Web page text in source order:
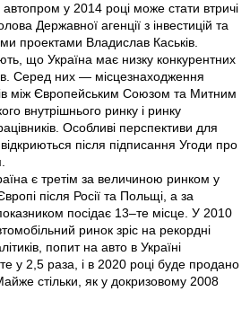
автопром у 2014 році може стати втричі
Державної агенції з інвестицій та
проектами Владислав Каськів.
що Україна має низку конкурентних
Серед них — місцезнаходження
між Європейським Союзом та Митним
внутрішнього ринку і ринку
Особливі перспективи для
після підписання Угоди про
є третім за величиною ринком у
після Росії та Польщі, а за
посідає 13–те місце. У 2010
ринок зріс на рекордні
попит на авто в Україні
у 2,5 раза, і в 2020 році буде продано
стільки, як у докризовому 2008